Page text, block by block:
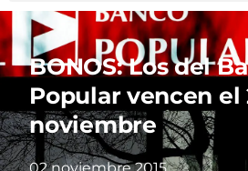
BONOS: Los del
Popular vencen el
noviembre